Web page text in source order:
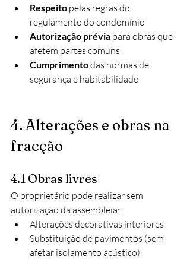
Respeito pelas regras do
regulamento do condomínio
Autorização prévia para obras que
afetem partes comuns
Cumprimento das normas de
segurança e habitabilidade
4. Alterações e obras na
fracção
4.1 Obras livres
O proprietário pode realizar sem
autorização da assembleia:
Alterações decorativas interiores
Substituição de pavimentos (sem
afetar isolamento acústico)